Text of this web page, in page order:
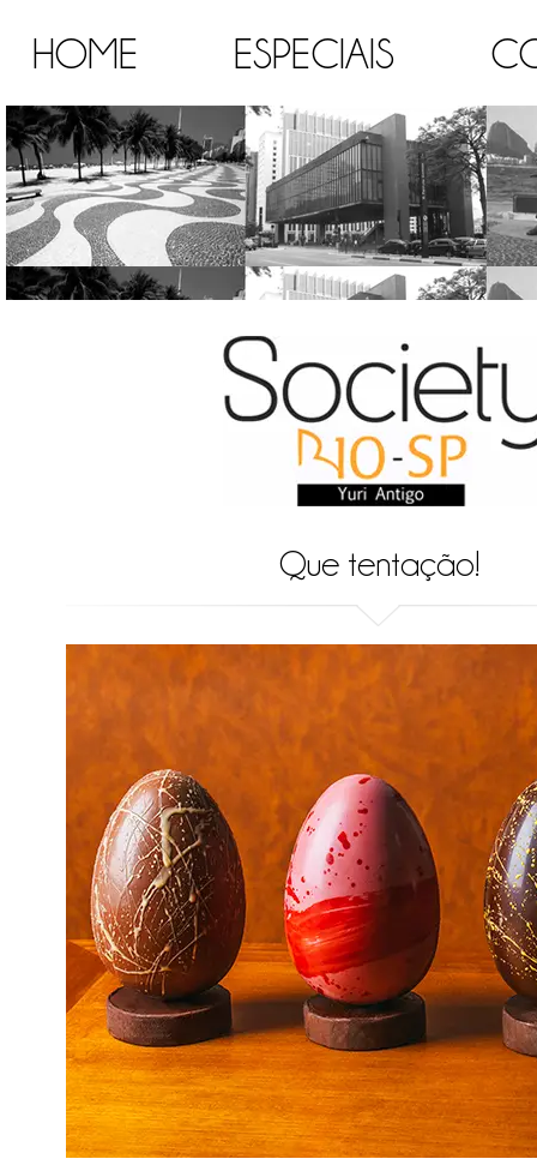
HOME ESPECIAIS
Que tentação!